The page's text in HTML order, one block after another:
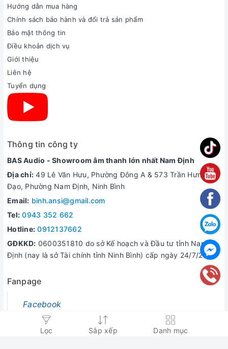
Lọc Sắp xếp Danh mục
Hướng dẫn mua hàng
Chính sách bảo hành và đổi trả sản phẩm
Bảo mật thông tin
Điều khoản dịch vụ
Giới thiệu
Liên hệ
Tuyển dụng
Thông tin công ty
BAS Audio - Showroom âm thanh lớn nhất Nam Định
Địa chỉ: 49 Lê Văn Hưu, Phường Đông A & 573 Trần Hưng
Đạo, Phường Nam Định, Ninh Bình
Email: binh.ansi@gmail.com
Tel: 0943 352 662
Hotline: 0912137662
GĐKKD: 0600351810 do sở Kế hoạch và Đầu tư tỉnh Nam
Định (nay là sở Tài chính tỉnh Ninh Bình) cấp ngày 24/7/2006
Fanpage
Facebook